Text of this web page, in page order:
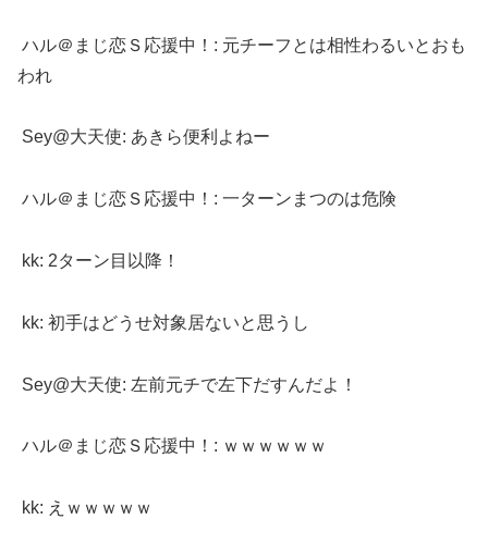
ハル＠まじ恋Ｓ応援中！: 元チーフとは相性わるいとおも
われ
Sey@大天使: あきら便利よねー
ハル＠まじ恋Ｓ応援中！: 一ターンまつのは危険
kk: 2ターン目以降！
kk: 初手はどうせ対象居ないと思うし
Sey@大天使: 左前元チで左下だすんだよ！
ハル＠まじ恋Ｓ応援中！: ｗｗｗｗｗｗ
kk: えｗｗｗｗｗ